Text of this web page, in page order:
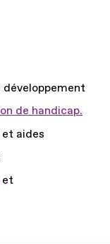
développement
de handicap.
et aides
et